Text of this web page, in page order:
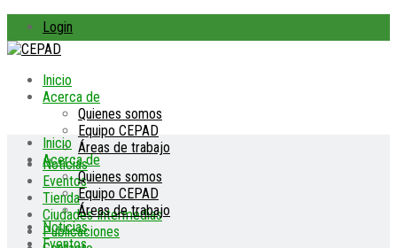
Login
Inicio
Acerca de
Quienes somos
Equipo CEPAD
Áreas de trabajo
Noticias
Eventos
Tienda
Ciudades Intermedias
Publicaciones
Inicio
Acerca de
Quienes somos
Equipo CEPAD
Áreas de trabajo
Noticias
Eventos